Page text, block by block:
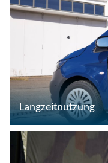
Langzeitnutzung